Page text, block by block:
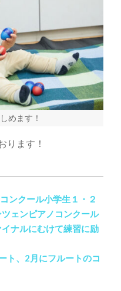
めます！
ります！
ンクール小学生１・２
ェンピアノコンクール
ナルにむけて練習に励
ト、2月にフルートのコ